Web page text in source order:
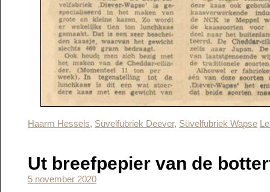
Haarm Hessels, Süvelfubriek Deever, Süvelfubriek Wapse
Ut breefpepier van de
5 november 2020